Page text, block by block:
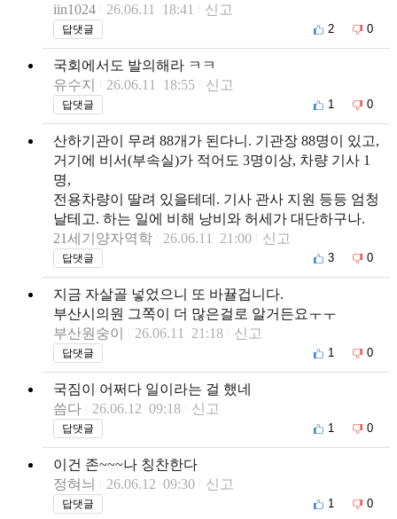
iin1024
26.06.11 18:41 신고
답댓글 2 0
국회에서도 발의해라 ㅋㅋ
유수지
26.06.11 18:55 신고
답댓글 1 0
산하기관이 무려 88개가 된다니. 기관장 88명이 있고,
거기에 비서(부속실)가 적어도 3명이상, 차량 기사 1
명,
전용차량이 딸려 있을테데. 기사 관사 지원 등등 엄청
날테고. 하는 일에 비해 낭비와 허세가 대단하구나.
21세기양자역학
26.06.11 21:00 신고
답댓글 3 0
지금 자살골 넣었으니 또 바뀰겁니다.
부산시의원 그쪽이 더 많은걸로 알거든요ㅜㅜ
부산원숭이
26.06.11 21:18 신고
답댓글 1 0
국짐이 어쩌다 일이라는 걸 했네
씀다
26.06.12 09:18 신고
답댓글 1 0
이건 존~~~나 칭찬한다
정혀늬
26.06.12 09:30 신고
답댓글 1 0